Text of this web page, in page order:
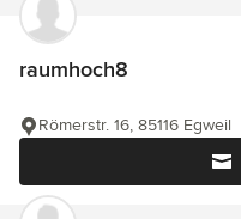
raumhoch8
Römerstr. 16, 85116 Egweil